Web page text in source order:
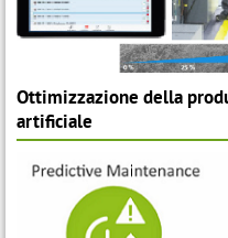
Ottimizzazione della
artificiale